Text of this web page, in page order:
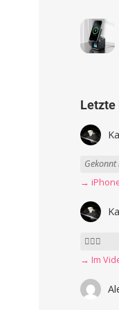
Letzte
👍🏻🤣